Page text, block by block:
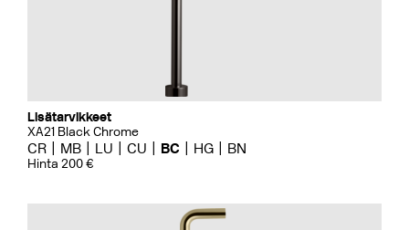
Lisätarvikkeet
XA21 Black Chrome
CR MB LU CU BC HG BN
Hinta 200 €